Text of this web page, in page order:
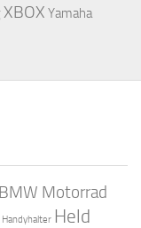
XBOX Yamaha
BMW Motorrad
Handyhalter Held